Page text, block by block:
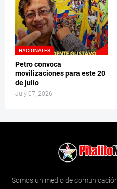
NACIONALES
Petro convoca
movilizaciones para este 20
de julio
July 07, 2026
Somos un medio de